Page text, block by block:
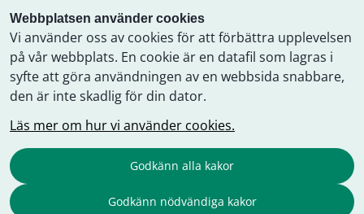
Webbplatsen använder cookies
Vi använder oss av cookies för att förbättra upplevelsen
på vår webbplats. En cookie är en datafil som lagras i
syfte att göra användningen av en webbsida snabbare,
den är inte skadlig för din dator.
Läs mer om hur vi använder cookies.
Godkänn alla kakor
Godkänn nödvändiga kakor